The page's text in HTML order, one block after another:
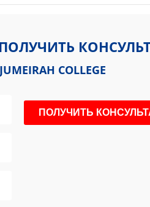
COLLEGE